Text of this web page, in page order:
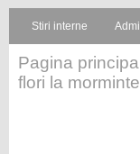
Stiri interne
Pagina
flori la